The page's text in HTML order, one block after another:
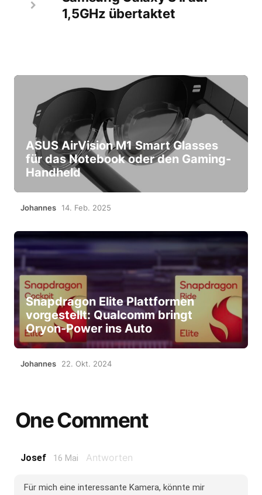
1,5GHz übertaktet
ASUS AirVision M1 Smart Glasses
für das Notebook oder den Gaming-
Handheld
Johannes 14. Feb. 2025
Snapdragon Elite Plattformen
vorgestellt: Qualcomm bringt
Oryon-Power ins Auto
Johannes 22. Okt. 2024
One Comment
Josef 16 Mai Antworten
Für mich eine interessante Kamera, könnte mir